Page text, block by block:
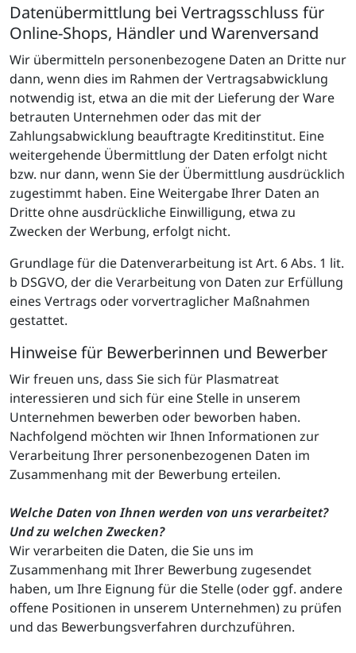
Datenübermittlung bei Vertragsschluss für
Online-Shops, Händler und Warenversand
Wir übermitteln personenbezogene Daten an Dritte nur
dann, wenn dies im Rahmen der Vertragsabwicklung
notwendig ist, etwa an die mit der Lieferung der Ware
betrauten Unternehmen oder das mit der
Zahlungsabwicklung beauftragte Kreditinstitut. Eine
weitergehende Übermittlung der Daten erfolgt nicht
bzw. nur dann, wenn Sie der Übermittlung ausdrücklich
zugestimmt haben. Eine Weitergabe Ihrer Daten an
Dritte ohne ausdrückliche Einwilligung, etwa zu
Zwecken der Werbung, erfolgt nicht.
Grundlage für die Datenverarbeitung ist Art. 6 Abs. 1 lit.
b DSGVO, der die Verarbeitung von Daten zur Erfüllung
eines Vertrags oder vorvertraglicher Maßnahmen
gestattet.
Hinweise für Bewerberinnen und Bewerber
Wir freuen uns, dass Sie sich für Plasmatreat
interessieren und sich für eine Stelle in unserem
Unternehmen bewerben oder beworben haben.
Nachfolgend möchten wir Ihnen Informationen zur
Verarbeitung Ihrer personenbezogenen Daten im
Zusammenhang mit der Bewerbung erteilen.
Welche Daten von Ihnen werden von uns verarbeitet?
Und zu welchen Zwecken?
Wir verarbeiten die Daten, die Sie uns im
Zusammenhang mit Ihrer Bewerbung zugesendet
haben, um Ihre Eignung für die Stelle (oder ggf. andere
offene Positionen in unserem Unternehmen) zu prüfen
und das Bewerbungsverfahren durchzuführen.